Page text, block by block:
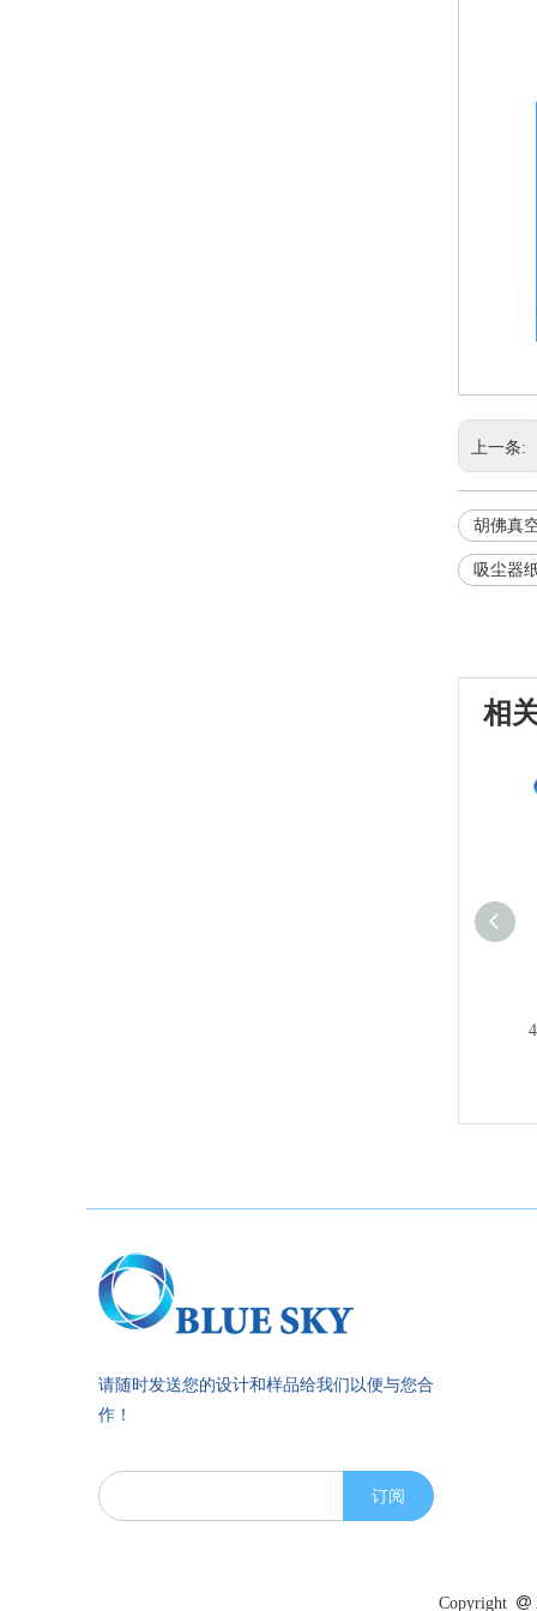
上一条:
胡佛真
吸尘器
相
请随时发送您的设计和样品给我们以便与您合
作！
订阅
Copyright 